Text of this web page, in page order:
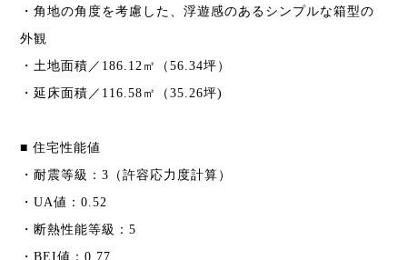
・角地の角度を考慮した、浮遊感のあるシンプルな箱型の
外観
・土地面積／186.12㎡（56.34坪）
・延床面積／116.58㎡（35.26坪)
■ 住宅性能値
・耐震等級：3（許容応力度計算）
・UA値：0.52
・断熱性能等級：5
・BEI値：0.77